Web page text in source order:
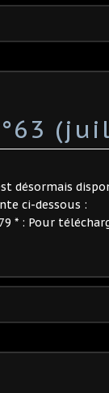
désormais
ci-dessous :
* : Pour